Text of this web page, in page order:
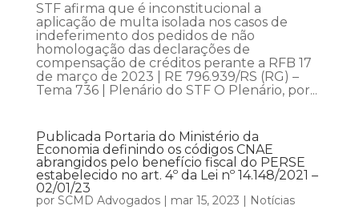
STF afirma que é inconstitucional a
aplicação de multa isolada nos casos de
indeferimento dos pedidos de não
homologação das declarações de
compensação de créditos perante a RFB 17
de março de 2023 | RE 796.939/RS (RG) –
Tema 736 | Plenário do STF O Plenário, por...
Publicada Portaria do Ministério da
Economia definindo os códigos CNAE
abrangidos pelo benefício fiscal do PERSE
estabelecido no art. 4º da Lei nº 14.148/2021 –
02/01/23
por SCMD Advogados| mar 15, 2023 | Notícias